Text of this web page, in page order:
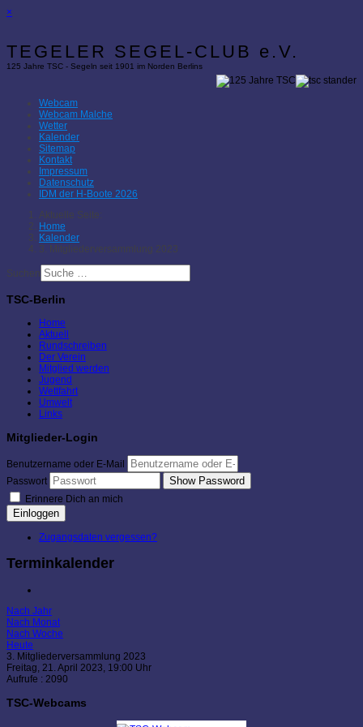
×
TEGELER SEGEL-CLUB e.V.
125 Jahre TSC - Segeln seit 1901 im Norden Berlins
Webcam
Webcam Malche
Wetter
Kalender
Sitemap
Kontakt
Impressum
Datenschutz
IDM der H-Boote 2026
Aktuelle Seite:
Home
Kalender
3. Mitgliederversammlung 2023
Suchen
TSC-Berlin
Home
Aktuell
Rundschreiben
Der Verein
Mitglied werden
Jugend
Wettfahrt
Umwelt
Links
Mitglieder-Login
Benutzername oder E-Mail
Passwort
Show Password
Erinnere Dich an mich
Einloggen
Zugangsdaten vergessen?
Terminkalender
Nach Jahr
Nach Monat
Nach Woche
Heute
3. Mitgliederversammlung 2023
Freitag, 21. April 2023, 19:00 Uhr
Aufrufe : 2090
TSC-Webcams